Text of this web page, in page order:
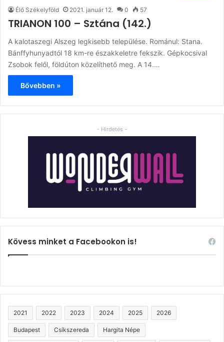
Élő Székelyföld 2021. január 12. 0 57
TRIANON 100 – Sztána (142.)
A kalotaszegi Alszeg legkisebb települése. Románul: Stana.
Bánffyhunyadtól 18 km-re északkeletre fekszik. Gépkocsival
Zsobok felől, földúton közelíthető meg. A 14.…
Bővebben »
- Hirdetés -
Kövess minket a Facebookon is!
2021 2022 2023 2024 2025 2026
Budapest Csíkszereda Hargita Népe